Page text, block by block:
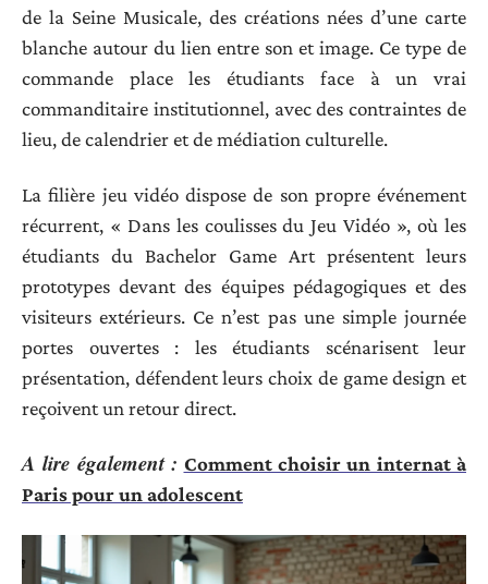
de la Seine Musicale, des créations nées d’une carte
blanche autour du lien entre son et image. Ce type de
commande place les étudiants face à un vrai
commanditaire institutionnel, avec des contraintes de
lieu, de calendrier et de médiation culturelle.
La filière jeu vidéo dispose de son propre événement
récurrent, « Dans les coulisses du Jeu Vidéo », où les
étudiants du Bachelor Game Art présentent leurs
prototypes devant des équipes pédagogiques et des
visiteurs extérieurs. Ce n’est pas une simple journée
portes ouvertes : les étudiants scénarisent leur
présentation, défendent leurs choix de game design et
reçoivent un retour direct.
A lire également : Comment choisir un internat à
Paris pour un adolescent